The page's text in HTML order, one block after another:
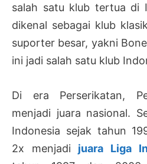
salah satu klub tertua di
dikenal sebagai klub
suporter besar, yakni
ini jadi salah satu klub
Di era Perserikatan,
menjadi juara nasional.
Indonesia sejak tahun
2x menjadi juara Liga